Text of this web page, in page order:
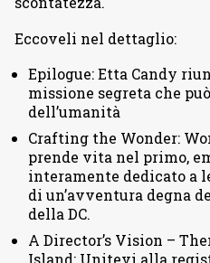
Eccoveli nel dettaglio:
Epilogue: Etta Candy
missione segreta che
dell’umanità
Crafting the Wonder:
prende vita nel primo,
interamente dedicato a
di un’avventura degna
della DC.
A Director’s Vision –
Island: Unitevi alla